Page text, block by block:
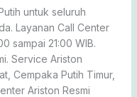
untuk seluruh
Layanan Call Center
sampai 21:00 WIB.
Service Ariston
Cempaka Putih Timur,
Ariston Resmi